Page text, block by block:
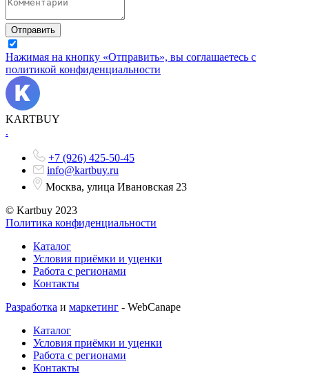
Отправить
Нажимая на кнопку «Отправить», вы соглашаетесь с
политикой конфиденциальности
KARTBUY
.
+7 (926) 425-50-45
info@kartbuy.ru
Москва, улица Ивановская 23
© Kartbuy 2023
Политика конфиденциальности
Каталог
Условия приёмки и уценки
Работа с регионами
Контакты
Разработка и маркетинг - WebCanape
Каталог
Условия приёмки и уценки
Работа с регионами
Контакты